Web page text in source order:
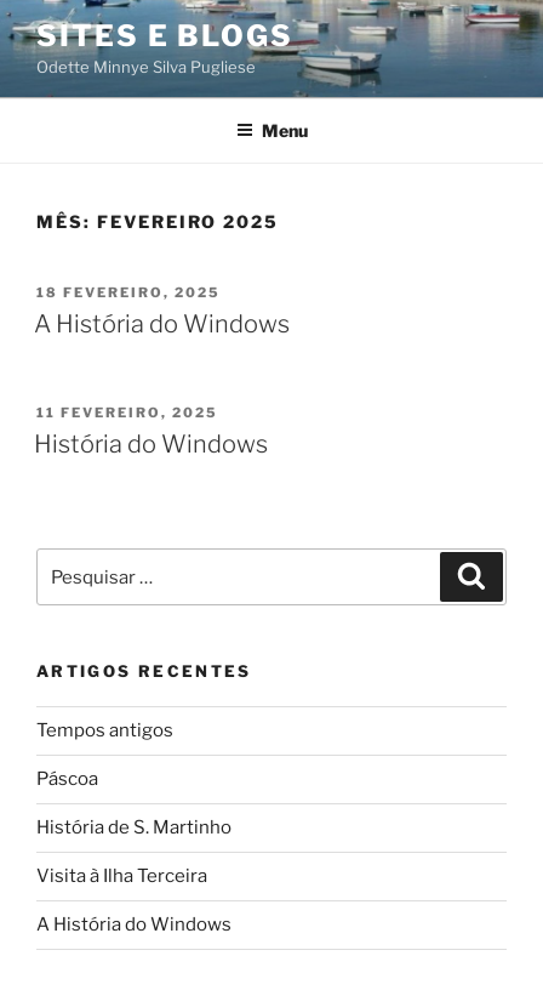
Saltar
para
conteúdo
SITES E BLOGS
Odette Minnye Silva Pugliese
Menu
MÊS: FEVEREIRO 2025
PUBLICADO
EM
18 FEVEREIRO, 2025
A História do Windows
PUBLICADO
EM
11 FEVEREIRO, 2025
História do Windows
por:
ARTIGOS RECENTES
Tempos antigos
Páscoa
História de S. Martinho
Visita à Ilha Terceira
A História do Windows